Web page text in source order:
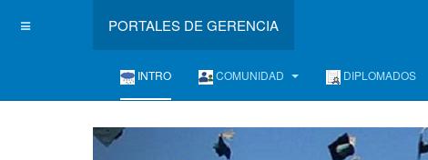
PORTALES DE GERENCIA
INTRO COMUNIDAD DIPLOMADOS